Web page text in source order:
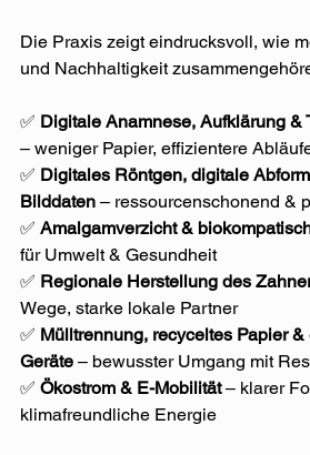
Die Praxis zeigt eindrucksvoll, wie
und Nachhaltigkeit
✅ Digitale Anamnese, Aufklärung &
– weniger Papier, effizientere
✅ Digitales Röntgen, digitale
Bilddaten – ressourcenschonend &
✅ Amalgamverzicht &
für Umwelt & Gesundheit⁠
✅ Regionale Herstellung des
Wege, starke lokale Partner⁠
✅ Mülltrennung, recyceltes Papier
Geräte – bewusster Umgang mit
✅ Ökostrom & E-Mobilität – klarer
klimafreundliche Energie⁠